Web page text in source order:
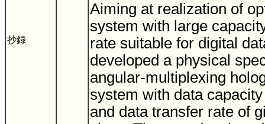
抄録
Aiming at realization of
system with large
rate suitable for digital
developed a physical
angular-multiplexing
system with data
and data transfer rate of